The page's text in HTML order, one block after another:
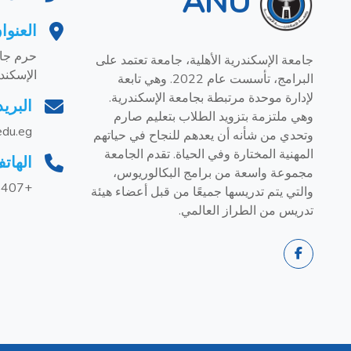
جامعة الإسكندرية الأهلية، جامعة تعتمد على
البرامج، تأسست عام 2022. وهي تابعة
لإدارة موحدة مرتبطة بجامعة الإسكندرية.
وهي ملتزمة بتزويد الطلاب بتعليم صارم
وتحدي من شأنه أن يعدهم للنجاح في حياتهم
المهنية المختارة وفي الحياة. تقدم الجامعة
مجموعة واسعة من برامج البكالوريوس،
والتي يتم تدريسها جميعًا من قبل أعضاء هيئة
تدريس من الطراز العالمي.
حرم
+201228858407